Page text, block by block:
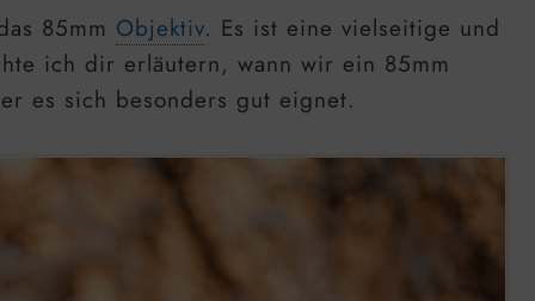
85mm Objektiv. Es ist eine vielseitige und
ich dir erläutern, wann wir ein 85mm
es sich besonders gut eignet.